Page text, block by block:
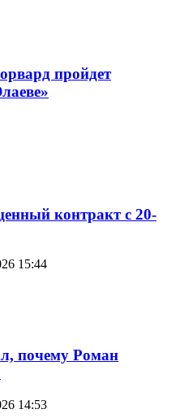
пройдет
контракт с 20-
15:44
почему Роман
14:53